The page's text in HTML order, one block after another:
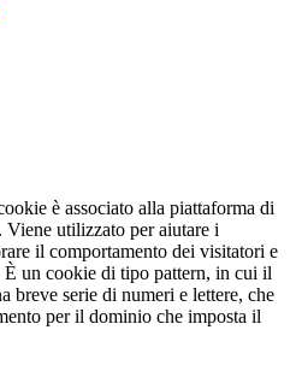
è associato alla piattaforma di
utilizzato per aiutare i
il comportamento dei visitatori e
È un cookie di tipo pattern, in cui il
breve serie di numeri e lettere, che
per il dominio che imposta il